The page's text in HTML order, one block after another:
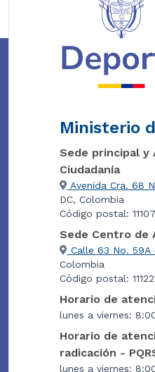
Ministerio
Sede principal y
Ciudadanía
Avenida Cra. 68
DC, Colombia
Código postal:
Sede Centro de
Calle 63 No. 59A
Colombia
Código postal:
Horario de
lunes a viernes:
Horario de
radicación -
lunes a viernes: